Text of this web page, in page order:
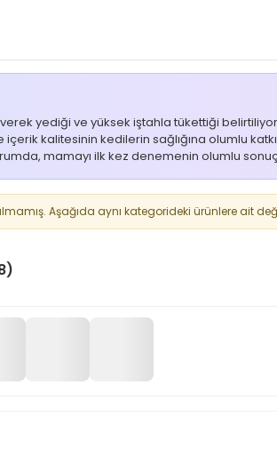
yediği ve yüksek iştahla tükettiği
içerik kalitesinin kedilerin sağlığına olumlu
mamayı ilk kez denemenin olumlu
Aşağıda aynı kategorideki ürünlere ait